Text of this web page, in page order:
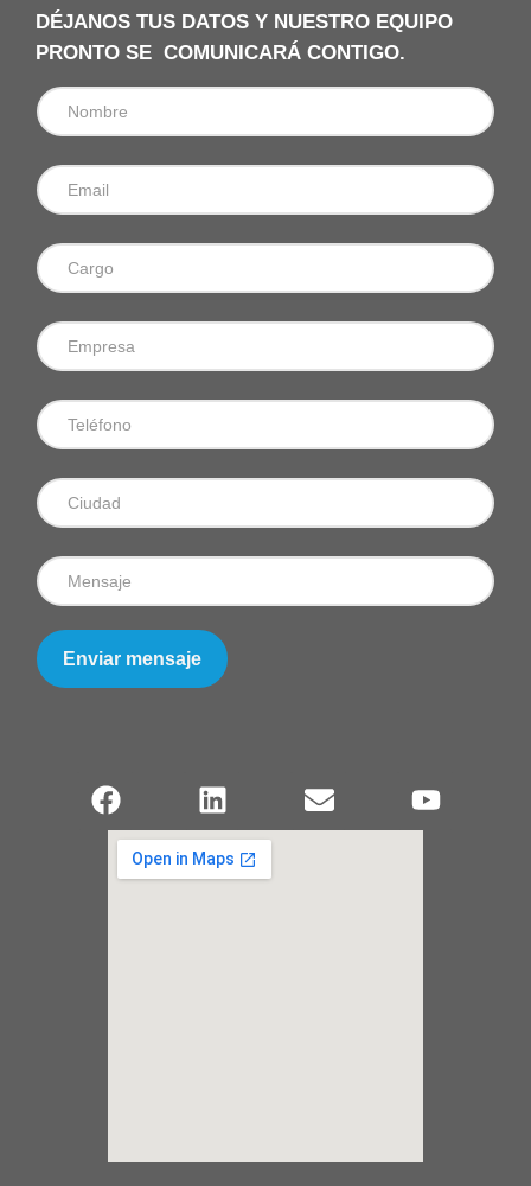
DÉJANOS TUS DATOS Y NUESTRO EQUIPO
PRONTO SE COMUNICARÁ CONTIGO.